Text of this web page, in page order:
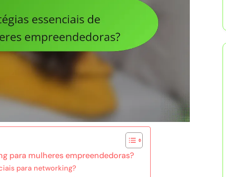
para mulheres empreendedoras?
para networking?